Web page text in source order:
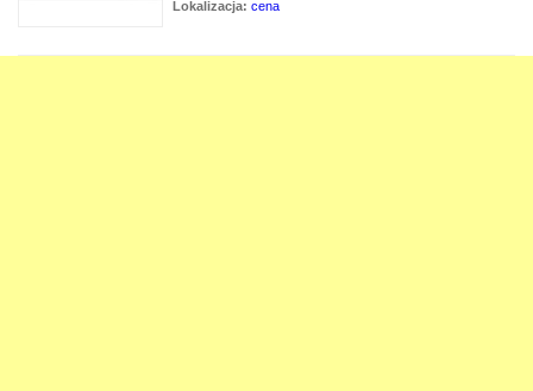
Lokalizacja: cena